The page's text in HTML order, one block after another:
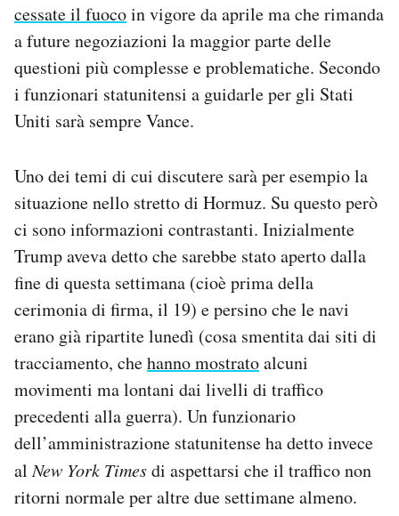
cessate il fuocoin vigore da aprile ma che rimanda
a future negoziazioni la maggior parte delle
questioni più complesse e problematiche. Secondo
i funzionari statunitensi a guidarle per gli Stati
Uniti sarà sempre Vance.
Uno dei temi di cui discutere sarà per esempio la
situazione nello stretto di Hormuz. Su questo però
ci sono informazioni contrastanti. Inizialmente
Trump aveva detto che sarebbe stato aperto dalla
fine di questa settimana (cioè prima della
cerimonia di firma, il 19) e persino che le navi
erano già ripartite lunedì (cosa smentita dai siti di
tracciamento, chehanno mostratoalcuni
movimenti ma lontani dai livelli di traffico
precedenti alla guerra). Un funzionario
dell’amministrazione statunitense ha detto invece
al New York Timesdi aspettarsi che il traffico non
ritorni normale per altre due settimane almeno.